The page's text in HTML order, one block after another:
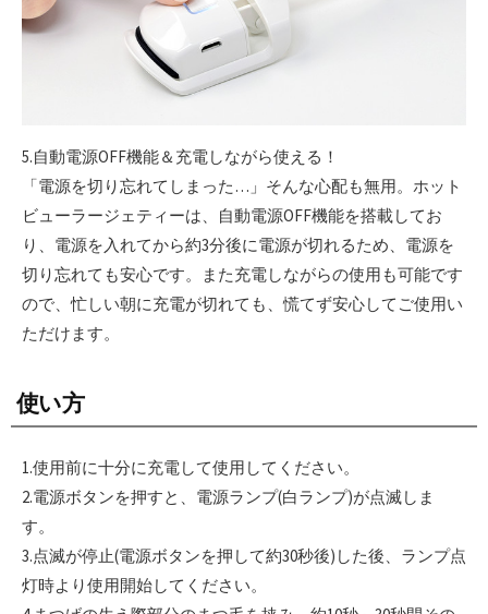
5.自動電源OFF機能＆充電しながら使える！
「電源を切り忘れてしまった…」そんな心配も無用。ホット
ビューラージェティーは、自動電源OFF機能を搭載してお
り、電源を入れてから約3分後に電源が切れるため、電源を
切り忘れても安心です。また充電しながらの使用も可能です
ので、忙しい朝に充電が切れても、慌てず安心してご使用い
ただけます。
使い方
1.使用前に十分に充電して使用してください。
2.電源ボタンを押すと、電源ランプ(白ランプ)が点滅しま
す。
3.点滅が停止(電源ボタンを押して約30秒後)した後、ランプ点
灯時より使用開始してください。